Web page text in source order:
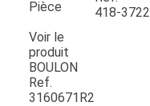
ESPACES VERTS
QUAD SSV UTV
Pièce
Voir le
produit
BOULON
Ref.
3160671R2
418-3722